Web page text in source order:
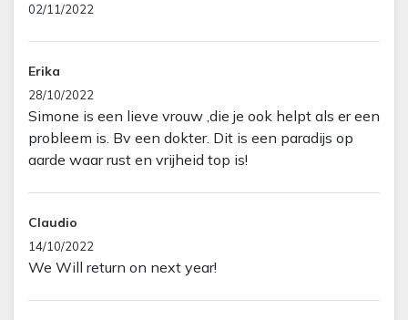
02/11/2022
Erika
28/10/2022
Simone is een lieve vrouw ,die je ook helpt als er een
probleem is. Bv een dokter. Dit is een paradijs op
aarde waar rust en vrijheid top is!
Claudio
14/10/2022
We Will return on next year!